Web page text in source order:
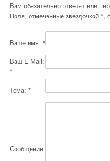
Вам обязательно ответят или
Поля, отмеченные звездочкой *,
Ваше имя: *
Ваш E-Mail:
*
Тема: *
Сообщение: